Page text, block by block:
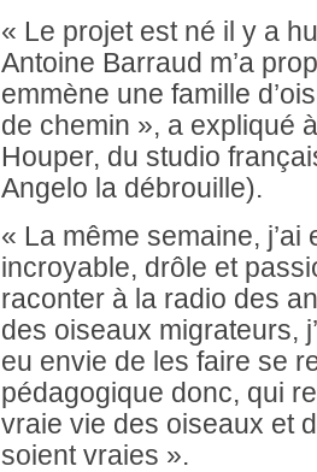
« Le projet est né il y a
Antoine Barraud m’a
emmène une famille
de chemin », a expliqué
Houper, du studio
Angelo la débrouille).
« La même semaine,
incroyable, drôle et
raconter à la radio des
des oiseaux migrateurs,
eu envie de les faire se
pédagogique donc, qui
vraie vie des oiseaux et
soient vraies ».